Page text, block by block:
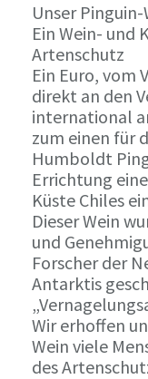
Unser Pinguin-
Ein Wein- und
Artenschutz
Ein Euro, vom
direkt an den
international
zum einen für
Humboldt
Errichtung
Küste Chiles
Dieser Wein
und
Forscher der
Antarktis
Wir erhoffen
Wein viele
des